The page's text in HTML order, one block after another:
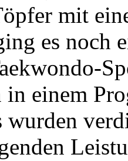
mit
es noch
einem
wurden